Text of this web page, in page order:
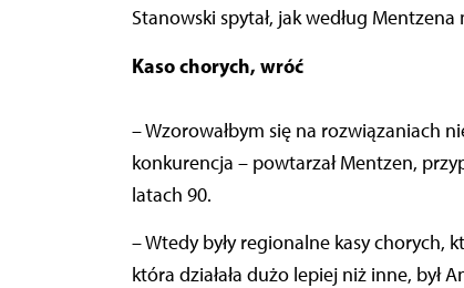
Stanowski spytał, jak według
Kaso chorych, wróć
– Wzorowałbym się na rozwiązaniach
konkurencja – powtarzał Mentzen,
latach 90.
– Wtedy były regionalne kasy chorych,
która działała dużo lepiej niż inne, był